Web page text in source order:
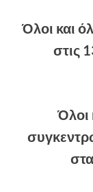
Όλοι και
στις
Όλοι